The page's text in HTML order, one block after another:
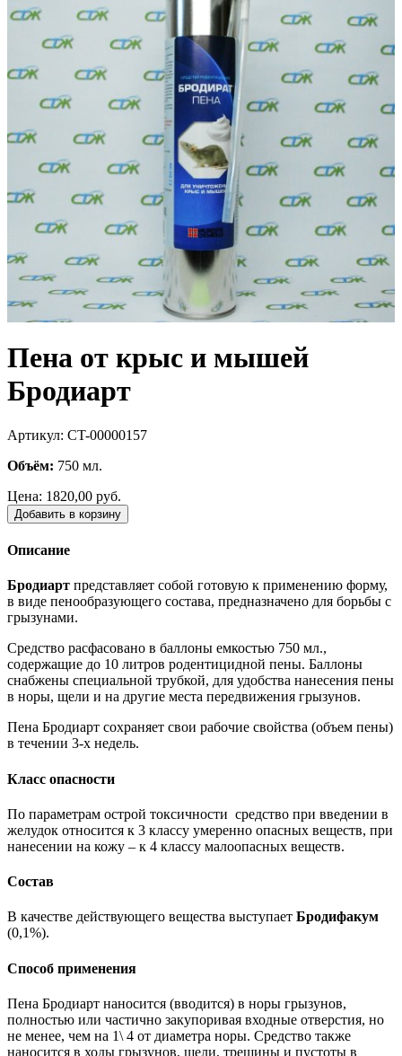
Пена от крыс и мышей
Бродиарт
Артикул: CT-00000157
Объём: 750 мл.
Цена: 1820,00 руб.
Добавить в корзину
Описание
Бродиарт представляет собой готовую к применению форму,
в виде пенообразующего состава, предназначено для борьбы с
грызунами.
Средство расфасовано в баллоны емкостью 750 мл.,
содержащие до 10 литров родентицидной пены. Баллоны
снабжены специальной трубкой, для удобства нанесения пены
в норы, щели и на другие места передвижения грызунов.
Пена Бродиарт сохраняет свои рабочие свойства (объем пены)
в течении 3-х недель.
Класс опасности
По параметрам острой токсичности средство при введении в
желудок относится к 3 классу умеренно опасных веществ, при
нанесении на кожу – к 4 классу малоопасных веществ.
Состав
В качестве действующего вещества выступает Бродифакум
(0,1%).
Способ применения
Пена Бродиарт наносится (вводится) в норы грызунов,
полностью или частично закупоривая входные отверстия, но
не менее, чем на 1\ 4 от диаметра норы. Средство также
наносится в ходы грызунов, щели, трещины и пустоты в